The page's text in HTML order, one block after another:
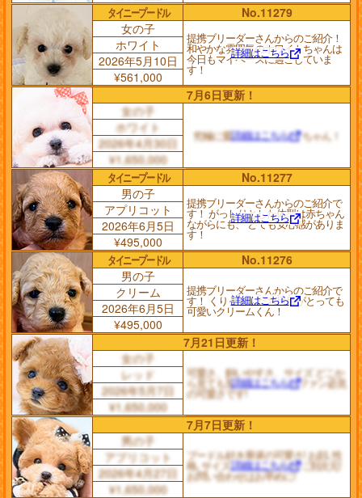
タイニープードル
No.11279
女の子
提携ブリーダーさんからのご紹介！
和やかな雰囲気のホワイトちゃんは
今日もマイペースに過ごしていま
す！
詳細はこちら
ホワイト
2026年5月10日
¥561,000
7月6日更新！
女の子
究極に愛らしい しろたまちゃん！
詳細はこちら
ホワイト
2026年4月30日
¥1,650,000
タイニープードル
No.11277
男の子
提携ブリーダーさんからのご紹介で
す！ がっしりとした体型は赤ちゃん
ながらにも、 とても安心感がありま
す！
詳細はこちら
アプリコット
2026年6月5日
¥495,000
タイニープードル
No.11276
男の子
提携ブリーダーさんからのご紹介で
す！ くりっとしたお目目がとっても
可愛いクリームくん！
詳細はこちら
クリーム
2026年6月5日
¥495,000
7月21日更新！
女の子
可愛さ、飼いやすさ、サイズ どこか
ら見ても別次元! プードルファン必見
の可愛さです!
詳細はこちら
レッド
2026年5月7日
¥1,650,000
7月7日更新！
男の子
プードル好き垂涎の可愛さ! お顔､性
格､サイズ､全てが"兄弟"共に別次元!
お問い合わせはお早めに!
詳細はこちら
アプリコット
2026年4月27日
¥1,650,000